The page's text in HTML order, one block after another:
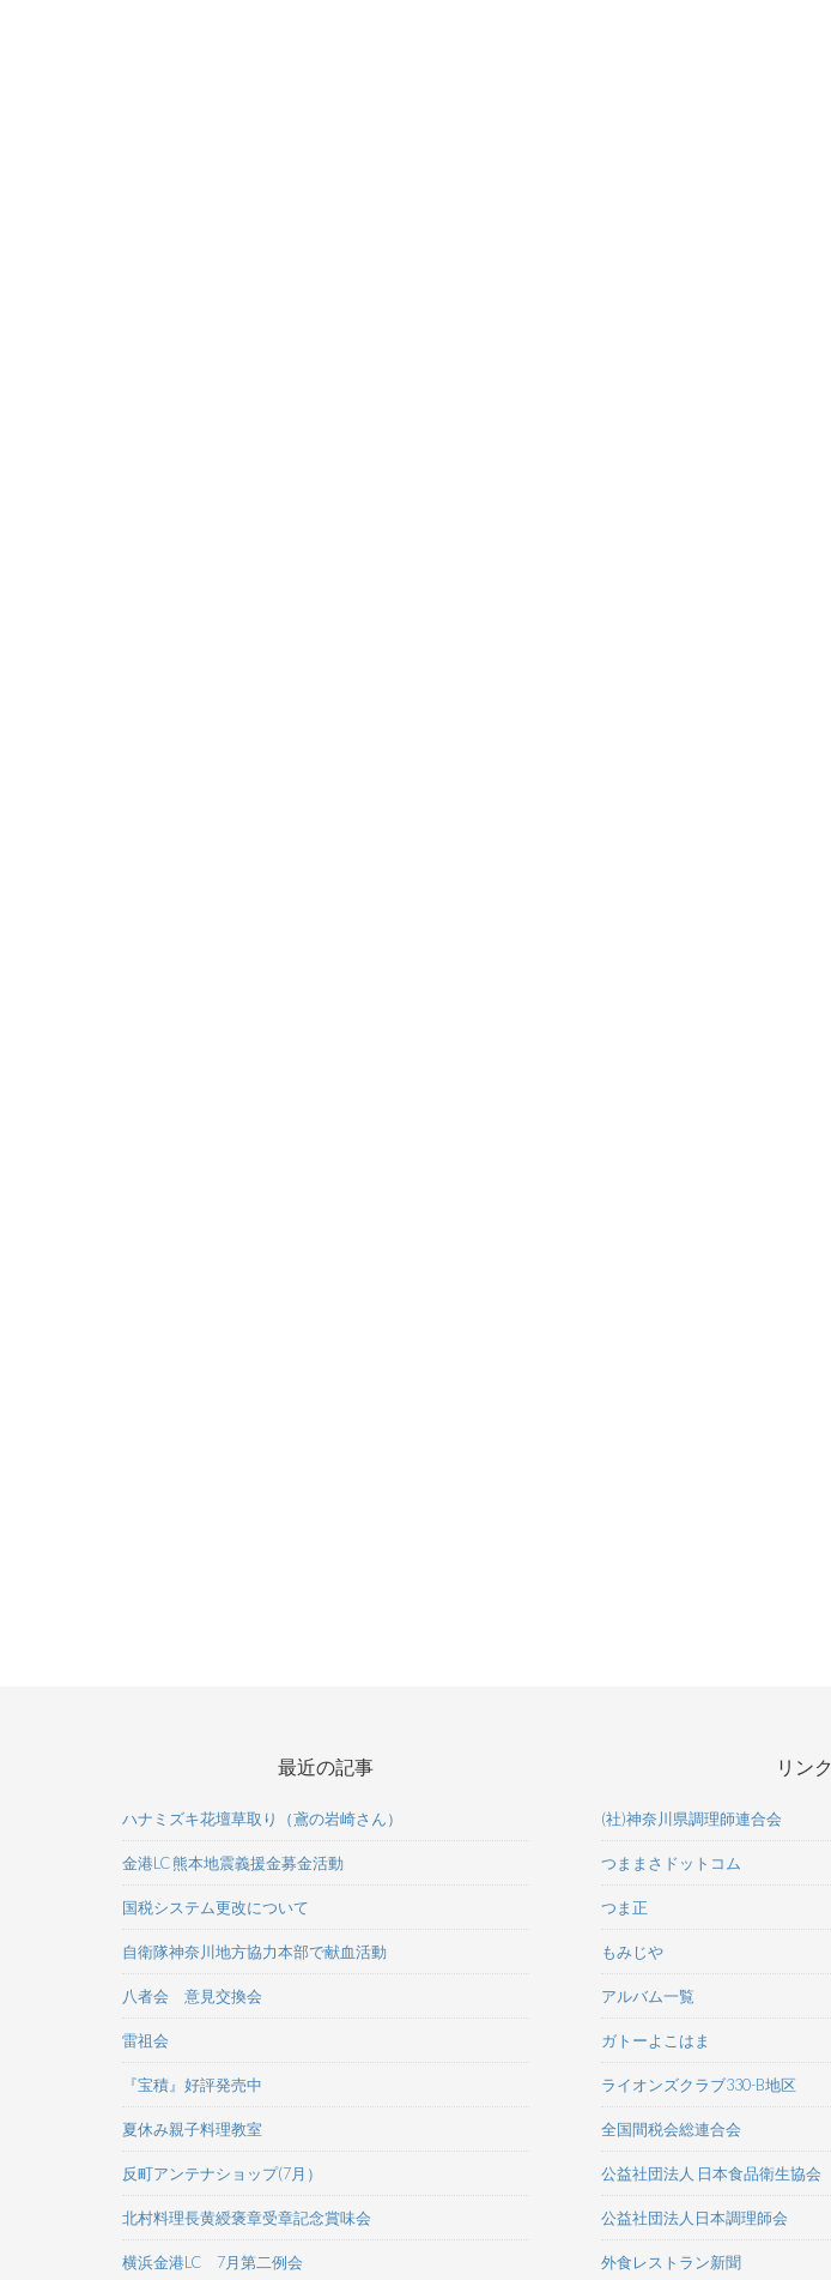
最近の記事
ハナミズキ花壇草取り（鳶の岩崎さん）
金港LC 熊本地震義援金募金活動
国税システム更改について
自衛隊神奈川地方協力本部で献血活動
八者会 意見交換会
雷祖会
『宝積』好評発売中
夏休み親子料理教室
反町アンテナショップ(7月）
北村料理長黄綬褒章受章記念賞味会
横浜金港LC 7月第二例会
リンク
(社)神奈川県調理師連合会
つままさドットコム
つま正
もみじや
アルバム一覧
ガトーよこはま
ライオンズクラブ330-B地区
全国間税会総連合会
公益社団法人 日本食品衛生協会
公益社団法人日本調理師会
外食レストラン新聞